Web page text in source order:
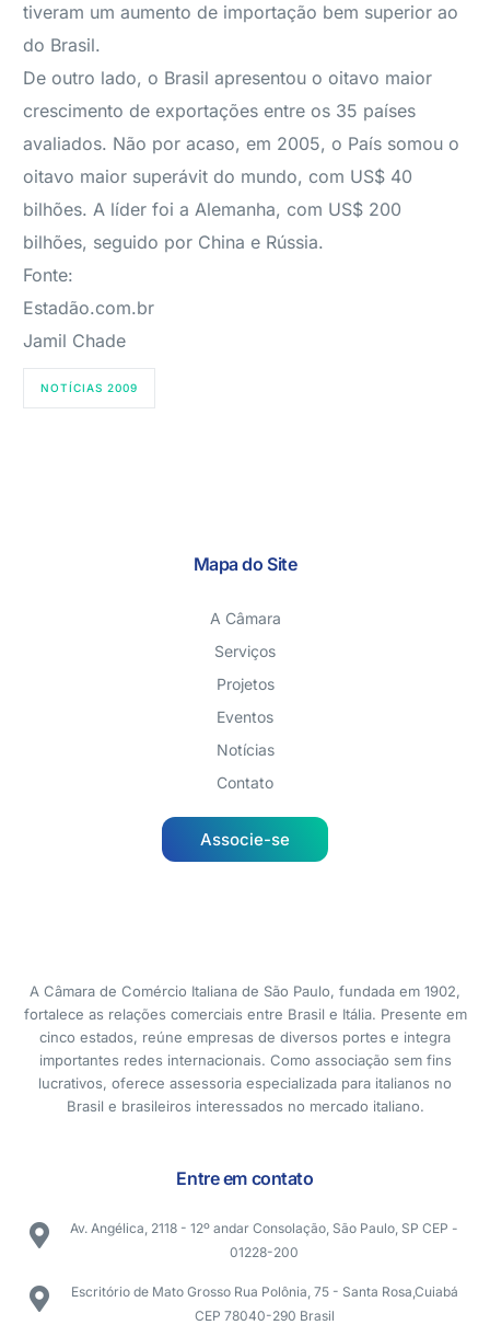
tiveram um aumento de importação bem superior ao
do Brasil.
De outro lado, o Brasil apresentou o oitavo maior
crescimento de exportações entre os 35 países
avaliados. Não por acaso, em 2005, o País somou o
oitavo maior superávit do mundo, com US$ 40
bilhões. A líder foi a Alemanha, com US$ 200
bilhões, seguido por China e Rússia.
Fonte:
Estadão.com.br
Jamil Chade
NOTÍCIAS 2009
Mapa do Site
A Câmara
Serviços
Projetos
Eventos
Notícias
Contato
Associe-se
A Câmara de Comércio Italiana de São Paulo, fundada em 1902,
fortalece as relações comerciais entre Brasil e Itália. Presente em
cinco estados, reúne empresas de diversos portes e integra
importantes redes internacionais. Como associação sem fins
lucrativos, oferece assessoria especializada para italianos no
Brasil e brasileiros interessados no mercado italiano.
Entre em contato
Av. Angélica, 2118 - 12º andar Consolação, São Paulo, SP CEP -
01228-200
Escritório de Mato Grosso Rua Polônia, 75 - Santa Rosa,Cuiabá
CEP 78040-290 Brasil